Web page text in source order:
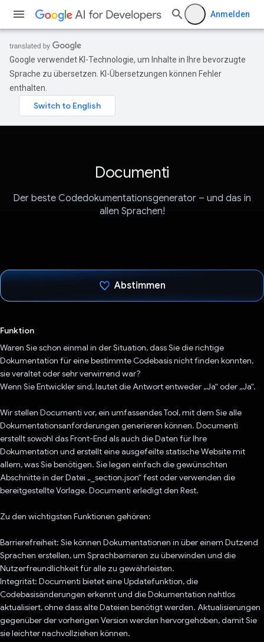
Anmelden
Google verwendet KI-Technologie, um Inhalte in Ihre bevorzugte
Sprache zu übersetzen. KI-Übersetzungen können Fehler
enthalten.
Documenti
Der beste Codedokumentationsgenerator – und das in
allen Sprachen!
Abstimmen
Funktion
Waren Sie schon einmal in der Situation, dass Sie die richtige
Dokumentation für eine bestimmte Codebasis nicht finden konnten,
sie veraltet oder sehr verwirrend war?
Wenn Sie Entwickler sind, lautet die Antwort entweder „Ja“ oder „Ja“.
Wir stellen Documenti vor, ein umfassendes Tool, mit dem Sie alle
Dokumentationsanforderungen generieren können. Documenti
erstellt sowohl das Front-End als auch die Daten für Ihre
Dokumentation und erstellt eine ausgefeilte statische Website mit
allem, was Sie benötigen. Sie legen einfach die gewünschten
Abschnitte in der Datei „_section.json“ fest oder verwenden die
bereitgestellte Vorlage. Documenti erledigt den Rest.
Zu den wichtigsten Funktionen gehören:
Barrierefreiheit: Sie können Dokumentationen in über einem Dutzend
Sprachen erstellen, um Sprachbarrieren zu überwinden und die
Nutzerfreundlichkeit für alle zu gewährleisten.
Integrität: Documenti bietet eine Updatefunktion, die
Codebasisänderungen erkennt und die Dokumentation nahtlos
aktualisiert, ohne dass alte Dateien benötigt werden. Aktualisierungen
gegenüber der vorherigen Version werden hervorgehoben, damit Sie
sie leichter nachvollziehen können.